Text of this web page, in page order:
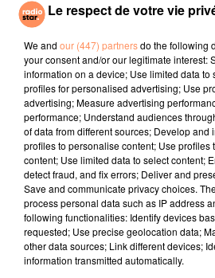
As It Was Let Me Be
l'horoscope
Taureau
Le respect de votre vie
We and our (447) partnersdo the following
your consent and/or our legitimate interest:
information on a device; Use limited data to
profiles for personalised advertising; Use
advertising; Measure advertising
performance; Understand audiences
of data from different sources; Develop and
profiles to personalise content; Use profiles
content; Use limited data to select content;
detect fraud, and fix errors; Deliver and
Save and communicate privacy choices.
process personal data such as IP address
following functionalities: Identify devices
requested; Use precise geolocation data;
other data sources; Link different devices;
information transmitted automatically.